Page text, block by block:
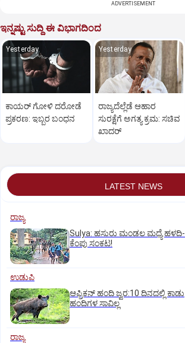
ADVERTISEMENT
ಇನ್ನಷ್ಟು ಸುದ್ದಿ ಈ ವಿಭಾಗದಿಂದ
Yesterday
ಕಾಯರ್ ಗೋಳಿ ದರೋಡೆ
ಪ್ರಕರಣ: ಇಬ್ಬರ ಬಂಧನ
Yesterday
ರಾಜ್ಯದೆಲ್ಲೆಡೆ ಆಹಾರ
ಸುರಕ್ಷೆಗೆ ಅಗತ್ಯ ಕ್ರಮ: ಸಚಿವ
ಖಾದರ್
LATEST NEWS
ರಾಜ್ಯ
Sulya: ಹಸುರು ಮಂಡಲ ಮಧ್ಯೆ ಹಳದಿ-
ಕೆಂಪು ಸಂಕಟ!
ಉಡುಪಿ
ಆಫ್ರಿಕನ್‌ ಹಂದಿ ಜ್ವರ:10 ದಿನದಲ್ಲಿ ಕಾಡು
ಹಂದಿಗಳ ಸಾವಿಲ್ಲ
ರಾಜ್ಯ